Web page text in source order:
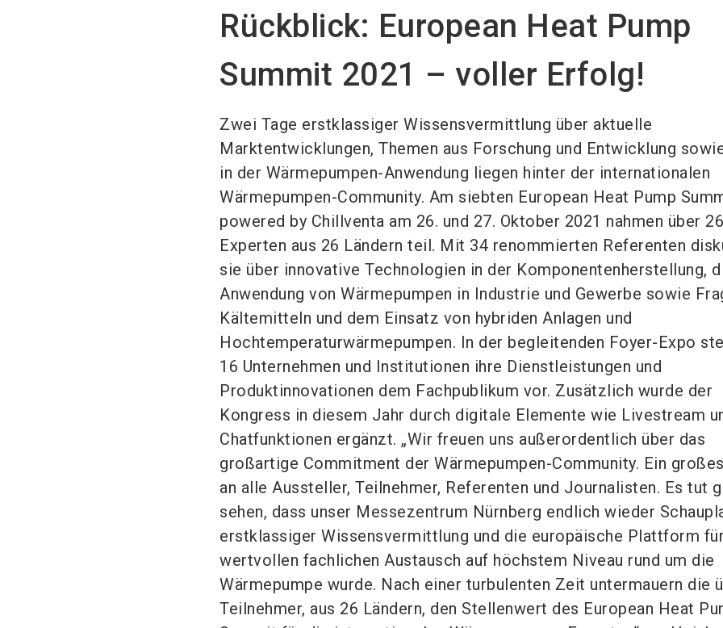
Rückblick: European Heat Pump
Summit 2021 – voller Erfolg!
Zwei Tage erstklassiger Wissensvermittlung über aktuelle
Marktentwicklungen, Themen aus Forschung und Entwicklung
in der Wärmepumpen-Anwendung liegen hinter der internationalen
Wärmepumpen-Community. Am siebten European Heat Pump
powered by Chillventa am 26. und 27. Oktober 2021 nahmen über
Experten aus 26 Ländern teil. Mit 34 renommierten Referenten
sie über innovative Technologien in der Komponentenherstellung,
Anwendung von Wärmepumpen in Industrie und Gewerbe sowie
Kältemitteln und dem Einsatz von hybriden Anlagen und
Hochtemperaturwärmepumpen. In der begleitenden Foyer-Expo
16 Unternehmen und Institutionen ihre Dienstleistungen und
Produktinnovationen dem Fachpublikum vor. Zusätzlich wurde der
Kongress in diesem Jahr durch digitale Elemente wie Livestream
Chatfunktionen ergänzt. „Wir freuen uns außerordentlich über das
großartige Commitment der Wärmepumpen-Community. Ein
an alle Aussteller, Teilnehmer, Referenten und Journalisten. Es tut
sehen, dass unser Messezentrum Nürnberg endlich wieder
erstklassiger Wissensvermittlung und die europäische Plattform für
wertvollen fachlichen Austausch auf höchstem Niveau rund um die
Wärmepumpe wurde. Nach einer turbulenten Zeit untermauern die
Teilnehmer, aus 26 Ländern, den Stellenwert des European Heat